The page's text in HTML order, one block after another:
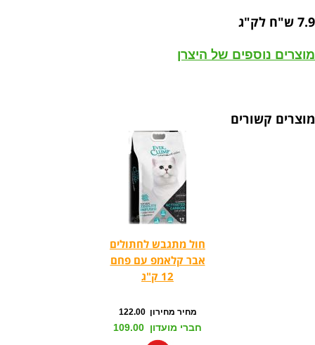
7.9 ש"ח לק"ג
מוצרים נוספים של היצרן
מוצרים קשורים
חול מתגבש לחתולים
אבר קלאמפ עם פחם
12 ק"ג
מחיר מחירון 122.00
חברי מועדון 109.00